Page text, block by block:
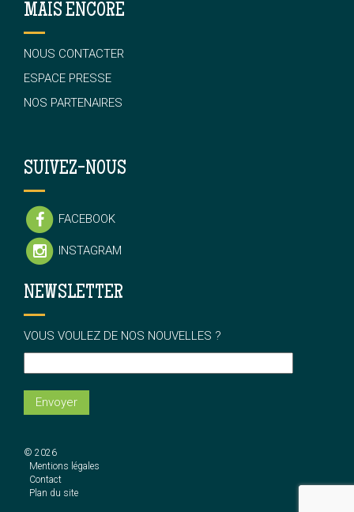
MAIS ENCORE
NOUS CONTACTER
ESPACE PRESSE
NOS PARTENAIRES
SUIVEZ-NOUS
FACEBOOK
INSTAGRAM
NEWSLETTER
VOUS VOULEZ DE NOS NOUVELLES ?
© 2026
Mentions légales
Contact
Plan du site